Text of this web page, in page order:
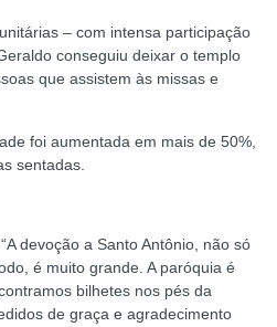
– com intensa participação
conseguiu deixar o templo
que assistem às missas e
foi aumentada em mais de 50%,
sentadas.
devoção a Santo Antônio, não só
é muito grande. A paróquia é
bilhetes nos pés da
de graça e agradecimento